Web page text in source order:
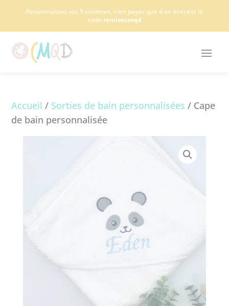
Personnalisez vos 5 sucettes, n’en payez que 4 en entrant le
code remisecmqd
Accueil / Sorties de bain personnalisées / Cape
de bain personnalisée
Panneau de gestion des cookies